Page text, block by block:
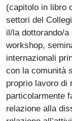
(capitolo in libro
settori del
il/la dottorando/
workshop,
internazionali
con la comunità
proprio lavoro di
particolarmente
relazione alla